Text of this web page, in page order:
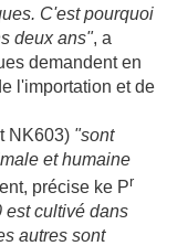
C'est pourquoi
deux ans", a
demandent en
l'importation et de
NK603) "sont
et humaine
précise ke Pr
est cultivé dans
autres sont